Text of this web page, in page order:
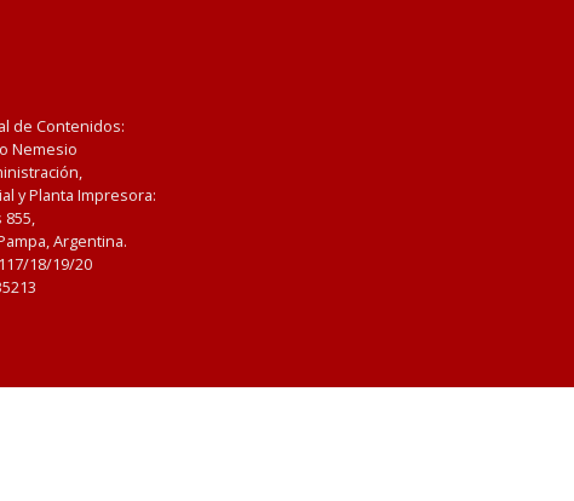
de Contenidos:
Nemesio
y Planta Impresora:
855,
Argentina.
18/19/20